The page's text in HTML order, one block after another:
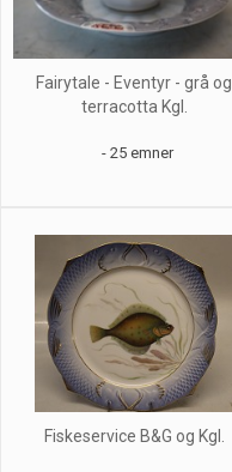
Fairytale - Eventyr - grå og
terracotta Kgl.
- 25 emner
Fiskeservice B&G og Kgl.